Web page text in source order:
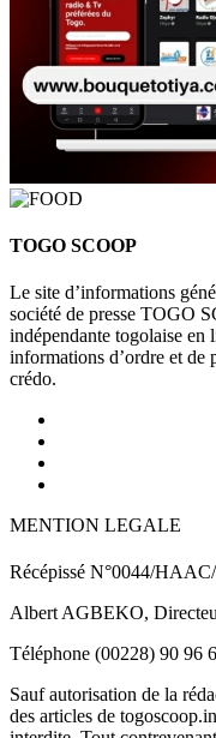
TOGO SCOOP
Le site d’informations
société de presse TOGO
indépendante togolaise en
informations d’ordre et de
crédo.
MENTION LEGALE
Récépissé N°0044/
Albert AGBEKO,
Téléphone (00228) 90 96
Sauf autorisation de la
des articles de